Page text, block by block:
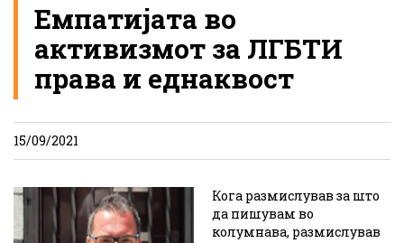
Емпатијата во
активизмот за ЛГБТИ
права и еднаквост
15/09/2021
Кога размислував за што
да пишувам во
колумнава, размислував